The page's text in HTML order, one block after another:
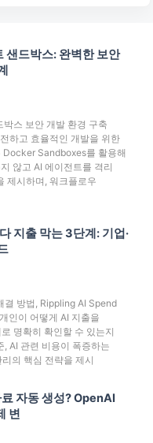
샌드박스: 완벽한 보안
스 보안 개발 환경 구축
하고 효율적인 개발을 위한
Docker Sandboxes를 활용해
않고 AI 에이전트를 격리
제시하며, 워크플로우
지출 막는 3단계: 기업·
결 방법, Rippling AI Spend
인이 어떻게 AI 지출을
명확히 확인할 수 있는지
AI 관련 비용이 폭증하는
의 핵심 전략을 제시
자동 생성? OpenAI
변